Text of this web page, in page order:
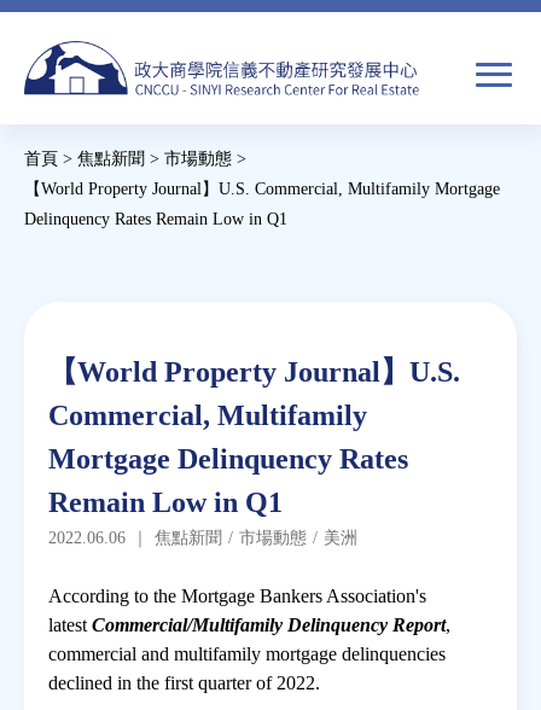
Jump
navigation
搜
搜
尋
教育推廣
房市分析
研究獎勵
房地產年鑑
電子報
您
首頁 > 焦點新聞 > 市場動態 >
【World Property Journal】U.S. Commercial, Multifamily Mortgage
Delinquency Rates Remain Low in Q1
Back
top
【World Property Journal】U.S.
Commercial, Multifamily
Mortgage Delinquency Rates
Remain Low in Q1
2022.06.06 ｜ 焦點新聞 / 市場動態 / 美洲
According to the Mortgage Bankers Association's
latest Commercial/Multifamily Delinquency Report,
commercial and multifamily mortgage delinquencies
declined in the first quarter of 2022.